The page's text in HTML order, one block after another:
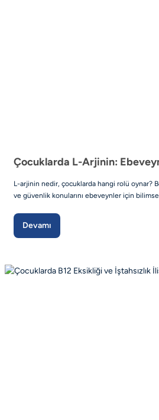
L-arjinin nedir, çocuklarda hangi rolü oynar?
ve güvenlik konularını ebeveynler için
Devamı